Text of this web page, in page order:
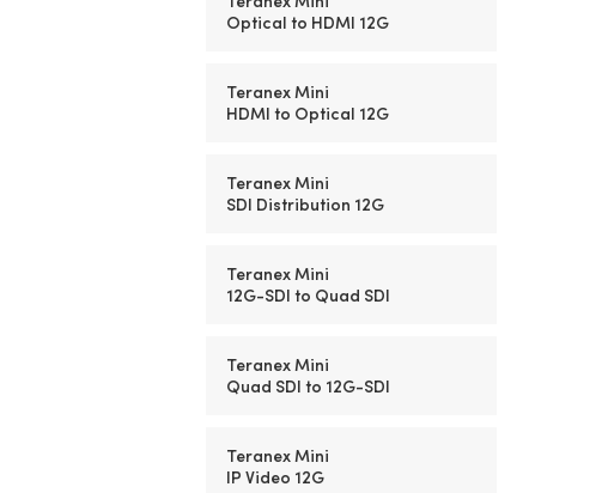
Optical to HDMI 12G
Teranex Mini
HDMI to Optical 12G
Teranex Mini
SDI Distribution 12G
Teranex Mini
12G-SDI to Quad SDI
Teranex Mini
Quad SDI to 12G-SDI
Teranex Mini
IP Video 12G